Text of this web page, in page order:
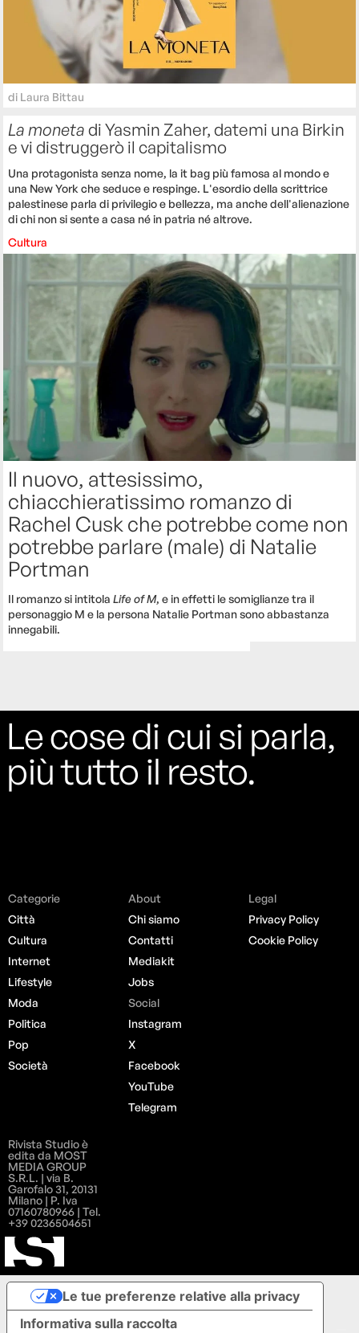
di Laura Bittau
La monetadi Yasmin Zaher, datemi una Birkin
e vi distruggerò il capitalismo
Una protagonista senza nome, la it bag più famosa al mondo e
una New York che seduce e respinge. L'esordio della scrittrice
palestinese parla di privilegio e bellezza, ma anche dell'alienazione
di chi non si sente a casa né in patria né altrove.
Cultura
Il nuovo, attesissimo,
chiacchieratissimo romanzo di
Rachel Cusk che potrebbe come non
potrebbe parlare (male) di Natalie
Portman
Il romanzo si intitolaLife of M, e in effetti le somiglianze tra il
personaggio M e la persona Natalie Portman sono abbastanza
innegabili.
Le cose di cui si parla,
più tutto il resto.
Categorie
Città
Cultura
Internet
Lifestyle
Moda
Politica
Pop
Società
About
Chi siamo
Contatti
Mediakit
Jobs
Social
Instagram
X
Facebook
YouTube
Telegram
Legal
Privacy Policy
Cookie Policy
Rivista Studio è
edita da MOST
MEDIA GROUP
S.R.L. | via B.
Garofalo 31, 20131
Milano | P. Iva
07160780966 | Tel.
+39 0236504651
Informativa sulla raccolta
Le tue preferenze relative alla privacy